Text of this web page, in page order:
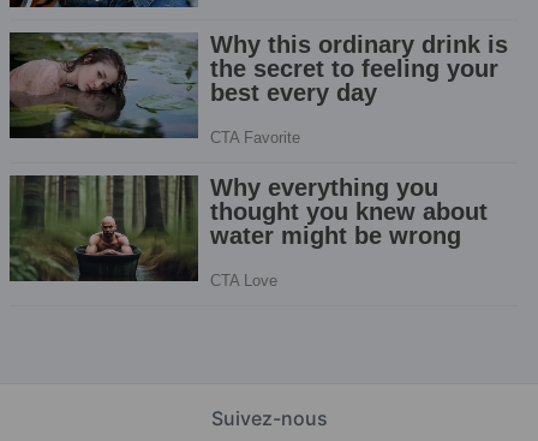
Suivez-nous